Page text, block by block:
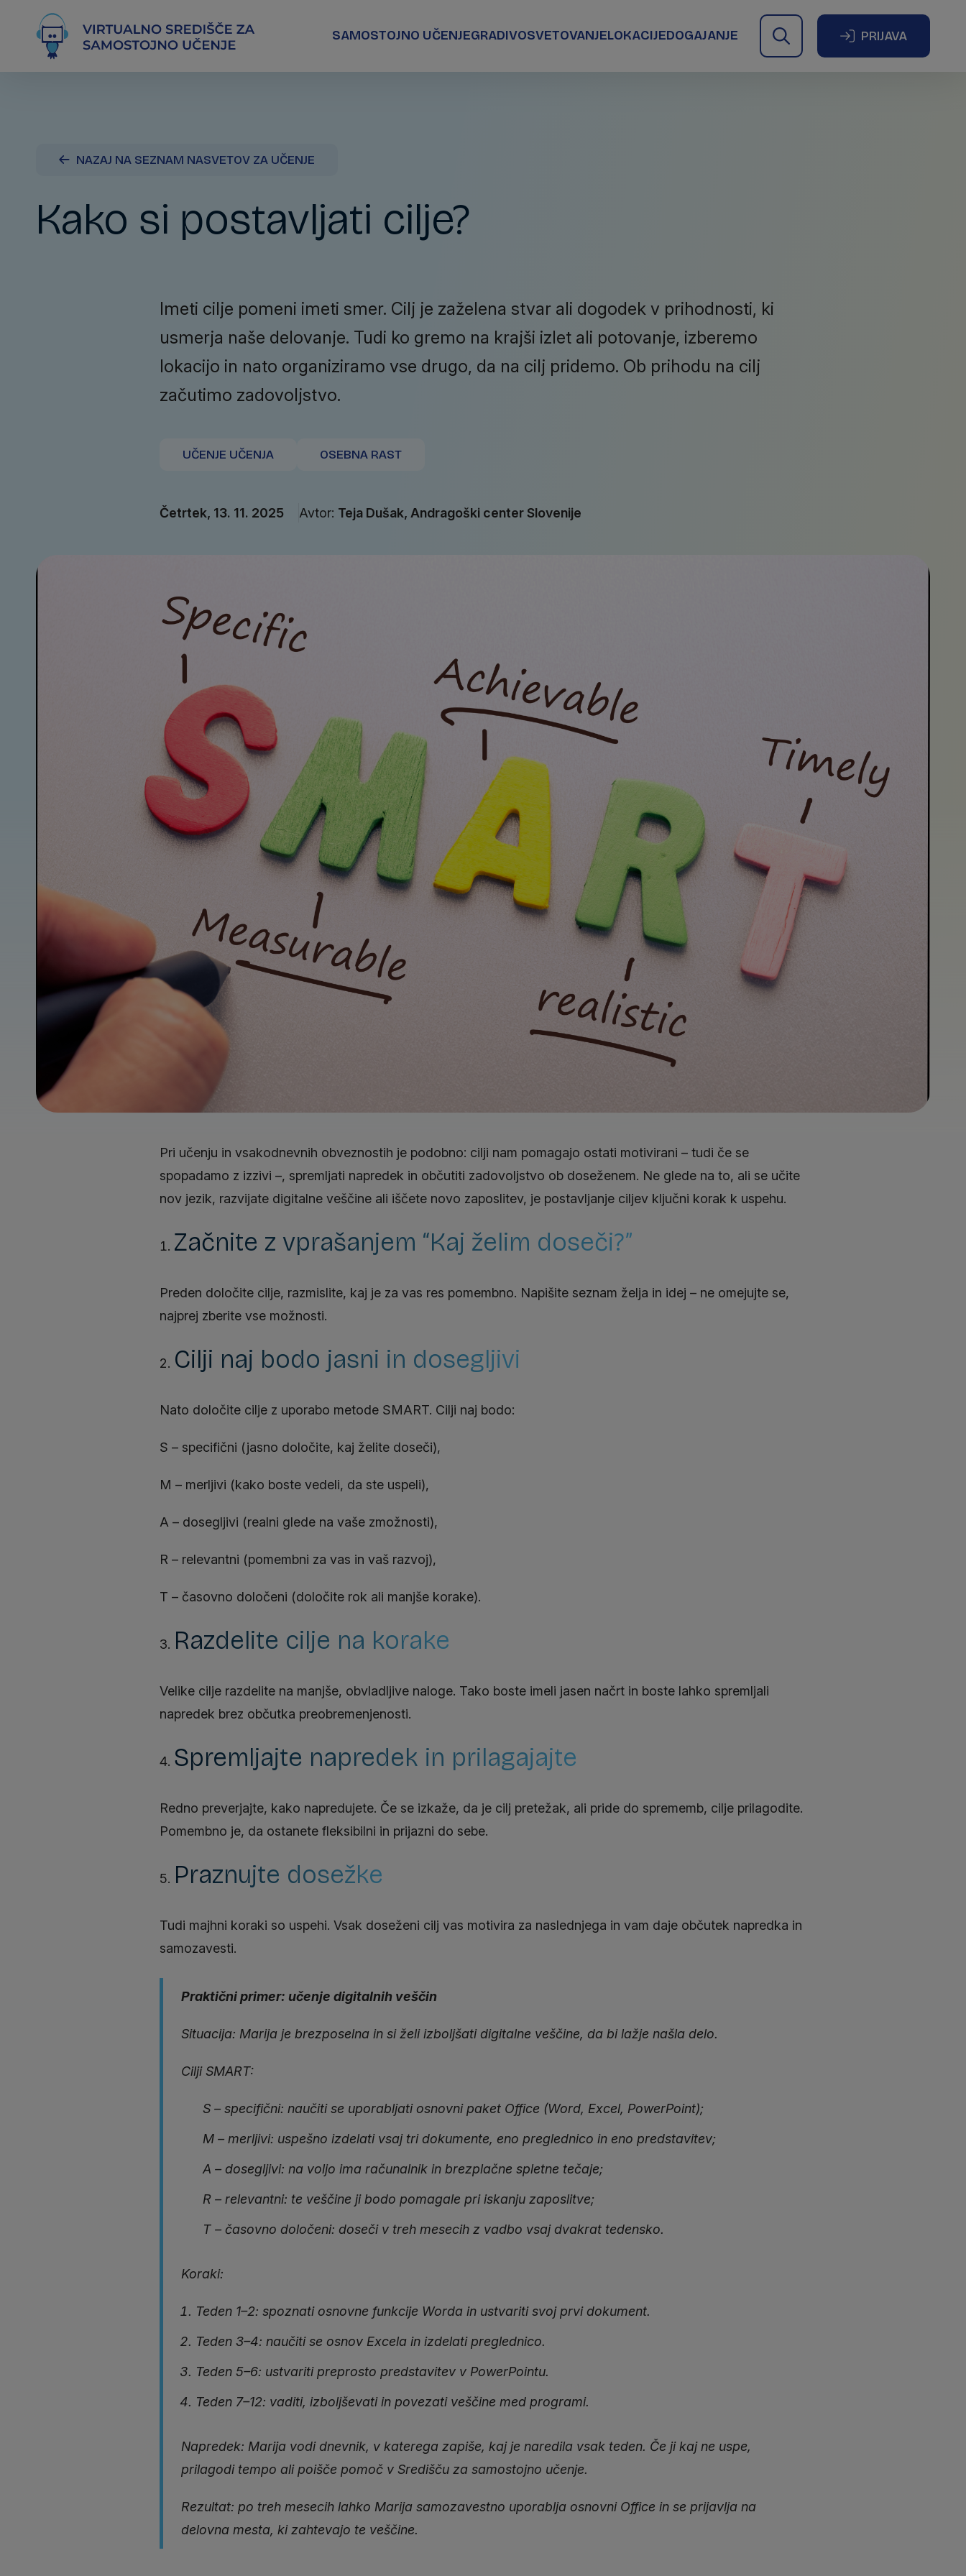
SAMOSTOJNO UČENJEGRADIVOSVETOVANJELOKACIJEDOGAJANJE PRIJAVA
NAZAJ NA SEZNAM NASVETOV ZA UČENJE
Kako si postavljati cilje?
Imeti cilje pomeni imeti smer. Cilj je zaželena stvar ali dogodek v prihodnosti, ki
usmerja naše delovanje. Tudi ko gremo na krajši izlet ali potovanje, izberemo
lokacijo in nato organiziramo vse drugo, da na cilj pridemo. Ob prihodu na cilj
začutimo zadovoljstvo.
UČENJE UČENJA OSEBNA RAST
Četrtek, 13. 11. 2025 Avtor: Teja Dušak, Andragoški center Slovenije
Pri učenju in vsakodnevnih obveznostih je podobno: cilji nam pomagajo ostati motivirani – tudi če se
spopadamo z izzivi –, spremljati napredek in občutiti zadovoljstvo ob doseženem. Ne glede na to, ali se učite
nov jezik, razvijate digitalne veščine ali iščete novo zaposlitev, je postavljanje ciljev ključni korak k uspehu.
Začnite z vprašanjem “Kaj želim doseči?”
Preden določite cilje, razmislite, kaj je za vas res pomembno. Napišite seznam želja in idej – ne omejujte se,
najprej zberite vse možnosti.
Cilji naj bodo jasni in dosegljivi
Nato določite cilje z uporabo metode SMART. Cilji naj bodo:
S – specifični (jasno določite, kaj želite doseči),
M – merljivi (kako boste vedeli, da ste uspeli),
A – dosegljivi (realni glede na vaše zmožnosti),
R – relevantni (pomembni za vas in vaš razvoj),
T – časovno določeni (določite rok ali manjše korake).
Razdelite cilje na korake
Velike cilje razdelite na manjše, obvladljive naloge. Tako boste imeli jasen načrt in boste lahko spremljali
napredek brez občutka preobremenjenosti.
Spremljajte napredek in prilagajajte
Redno preverjajte, kako napredujete. Če se izkaže, da je cilj pretežak, ali pride do sprememb, cilje prilagodite.
Pomembno je, da ostanete fleksibilni in prijazni do sebe.
Praznujte dosežke
Tudi majhni koraki so uspehi. Vsak doseženi cilj vas motivira za naslednjega in vam daje občutek napredka in
samozavesti.
Praktični primer: učenje digitalnih veščin
Situacija: Marija je brezposelna in si želi izboljšati digitalne veščine, da bi lažje našla delo.
Cilji SMART:
S – specifični: naučiti se uporabljati osnovni paket Office (Word, Excel, PowerPoint);
M – merljivi: uspešno izdelati vsaj tri dokumente, eno preglednico in eno predstavitev;
A – dosegljivi: na voljo ima računalnik in brezplačne spletne tečaje;
R – relevantni: te veščine ji bodo pomagale pri iskanju zaposlitve;
T – časovno določeni: doseči v treh mesecih z vadbo vsaj dvakrat tedensko.
Koraki:
Teden 1–2: spoznati osnovne funkcije Worda in ustvariti svoj prvi dokument.
Teden 3–4: naučiti se osnov Excela in izdelati preglednico.
Teden 5–6: ustvariti preprosto predstavitev v PowerPointu.
Teden 7–12: vaditi, izboljševati in povezati veščine med programi.
Napredek: Marija vodi dnevnik, v katerega zapiše, kaj je naredila vsak teden. Če ji kaj ne uspe,
prilagodi tempo ali poišče pomoč v Središču za samostojno učenje.
Rezultat: po treh mesecih lahko Marija samozavestno uporablja osnovni Office in se prijavlja na
delovna mesta, ki zahtevajo te veščine.